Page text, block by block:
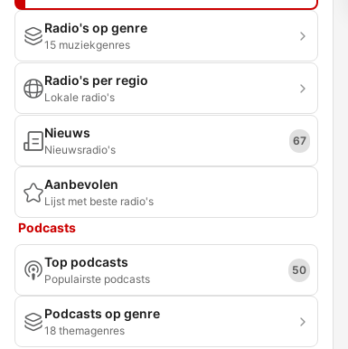
Radio's op genre
15 muziekgenres
Radio's per regio
Lokale radio's
Nieuws
Nieuwsradio's
67
Aanbevolen
Lijst met beste radio's
Podcasts
Top podcasts
Populairste podcasts
50
Podcasts op genre
18 themagenres